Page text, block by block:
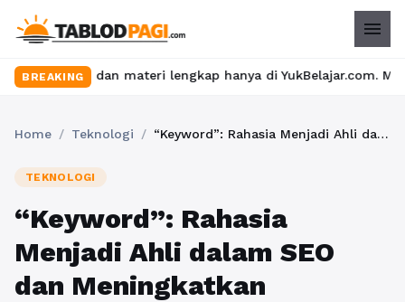
menu
BREAKING
dan materi lengkap hanya di YukBelajar.com. Mulai
Home / Teknologi / “Keyword”: Rahasia Menjadi Ahli dalam SEO dan Meningkatkan Peringkat di Google
TEKNOLOGI
“Keyword”: Rahasia
Menjadi Ahli dalam SEO
dan Meningkatkan